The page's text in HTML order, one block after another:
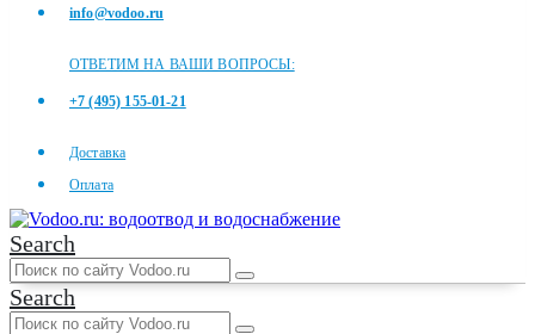
info@vodoo.ru
ОТВЕТИМ НА ВАШИ ВОПРОСЫ:
+7 (495) 155-01-21
Доставка
Оплата
Search
Search